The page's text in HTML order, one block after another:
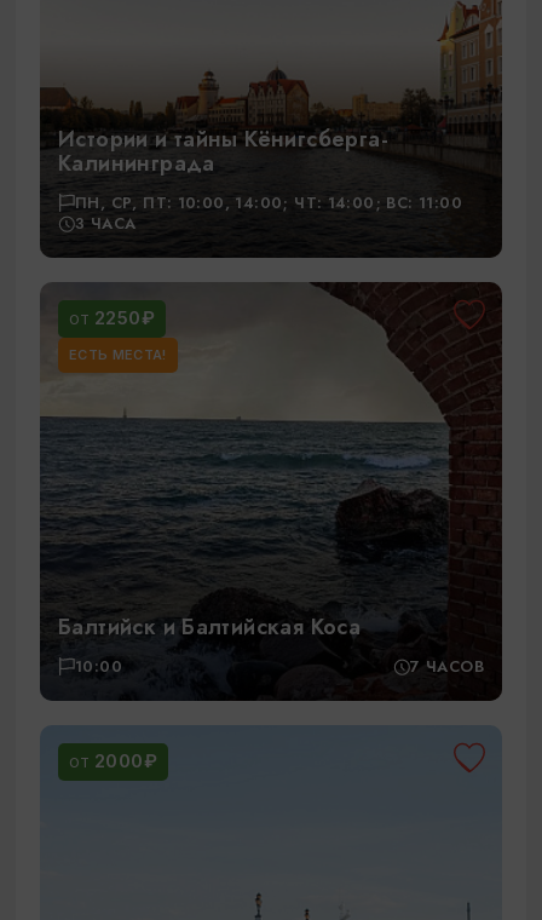
Истории и тайны Кёнигсберга-
Калининграда
ПН, СР, ПТ: 10:00, 14:00; ЧТ: 14:00; ВС: 11:00
3 ЧАСА
ОТ 2250₽
ЕСТЬ МЕСТА!
Балтийск и Балтийская Коса
10:00 7 ЧАСОВ
ОТ 2000₽